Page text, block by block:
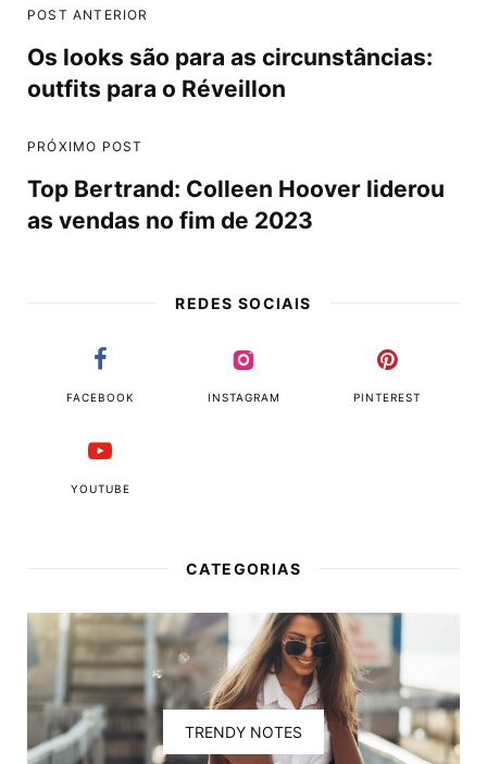
POST ANTERIOR
Os looks são para as circunstâncias:
outfits para o Réveillon
PRÓXIMO POST
Top Bertrand: Colleen Hoover liderou
as vendas no fim de 2023
REDES SOCIAIS
FACEBOOK INSTAGRAM PINTEREST
YOUTUBE
CATEGORIAS
TRENDY NOTES